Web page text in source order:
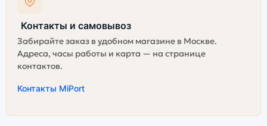
Контакты и самовывоз
Забирайте заказ в удобном магазине в Москве.
Адреса, часы работы и карта — на странице
контактов.
Контакты MiPort